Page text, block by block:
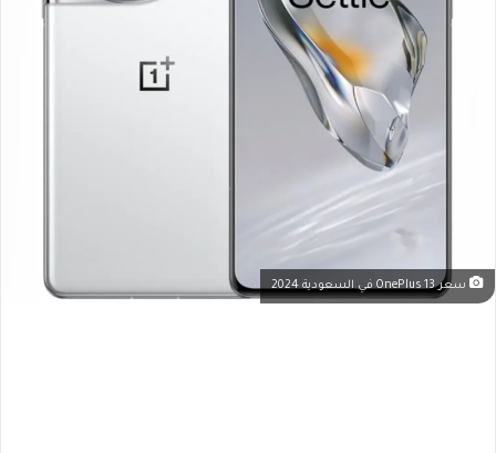
سعر OnePlus 13 في السعودية 2024